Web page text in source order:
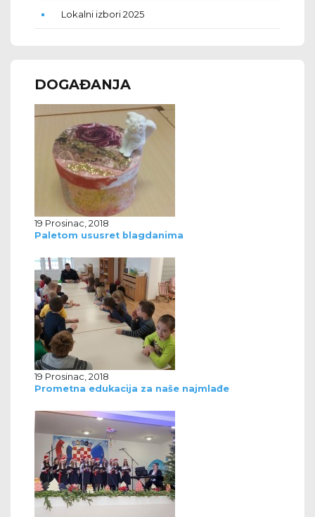
Lokalni izbori 2025
DOGAĐANJA
19 Prosinac, 2018
Paletom ususret blagdanima
19 Prosinac, 2018
Prometna edukacija za naše najmlađe